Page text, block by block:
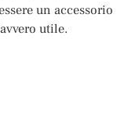
un accessorio
utile.